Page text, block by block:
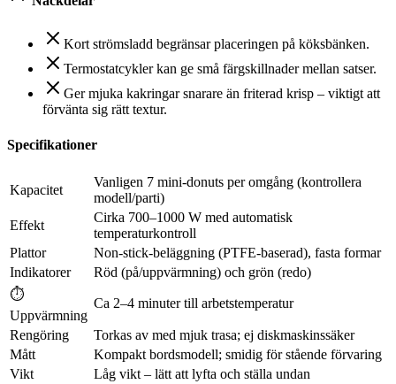
Kort strömsladd begränsar placeringen på köksbänken.
Termostatcykler kan ge små färgskillnader mellan satser.
Ger mjuka kakringar snarare än friterad krisp – viktigt att
förvänta sig rätt textur.
Specifikationer
Kapacitet
Vanligen 7 mini-donuts per omgång (kontrollera
modell/parti)
Effekt
Cirka 700–1000 W med automatisk
temperaturkontroll
Plattor
Non-stick-beläggning (PTFE-baserad), fasta formar
Indikatorer
Röd (på/uppvärmning) och grön (redo)
⏱
Uppvärmning
Ca 2–4 minuter till arbetstemperatur
Rengöring
Torkas av med mjuk trasa; ej diskmaskinssäker
Mått
Kompakt bordsmodell; smidig för stående förvaring
Vikt
Låg vikt – lätt att lyfta och ställa undan